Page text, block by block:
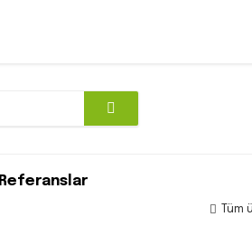
Referanslar